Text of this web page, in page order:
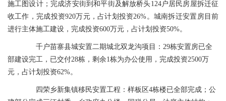
施工图设计；完成济安街到和平街及解放桥头124户居民房屋拆迁征
收工作，完成投资920万元，占计划投资26%。城南拆迁安置房目前
进行主体施工建设，完成投资600万元，占计划投资50%。
千户苗寨县城安置二期城北双龙沟项目：29栋安置房已全
部建设完工，已交付28栋，剩余1栋为办公使用，完成投资2500万
元，占计划投资62%。
四荣乡新集镇移民安置工程：样板区4栋楼已全部完成；公